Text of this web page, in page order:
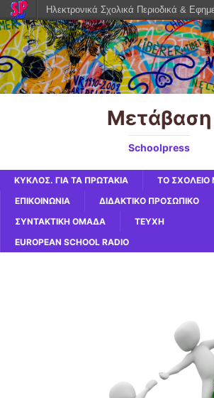
Μετάβαση
Schoolpress
ΚΥΚΛΟΣ. ΓΙΑ ΤΑ ΠΡΩΤΆΚΙΑ
ΤΟ ΣΧΟΛΕΙΟ
ΕΠΙΚΟΙΝΩΝΙΑ
ΔΙΔΑΚΤΙΚΟ ΠΡΟΣΩΠΙΚΟ
ΣΥΝΤΑΚΤΙΚΗ ΟΜΑΔΑ
ΤΕΥΧΗ
EUROPEAN SCHOOL RADIO
Ηλεκτρονικά Σχολικά Περιοδικά &